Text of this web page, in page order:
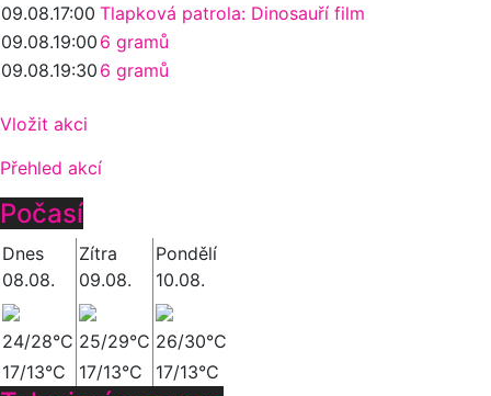
09.08.17:00 Tlapková patrola: Dinosauří film
09.08.19:00 6 gramů
09.08.19:30 6 gramů
Vložit akci
Přehled akcí
Počasí
Dnes
08.08.
Zítra
09.08.
Pondělí
10.08.
24/28°C 25/29°C 26/30°C
17/13°C
17/13°C 17/13°C